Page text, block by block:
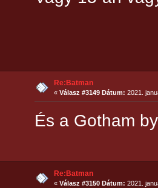
Re:Batman
«Válasz #3149 Dátum: 2021.
És a Gotham
Re:Batman
«Válasz #3150 Dátum: 2021.